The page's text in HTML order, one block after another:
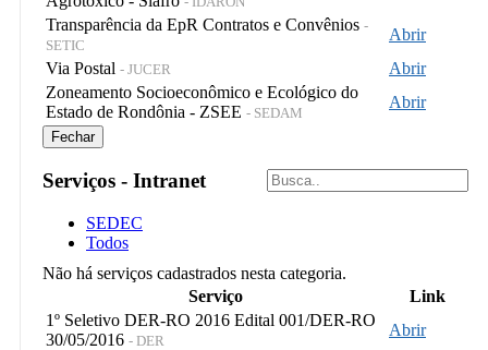
Transparência da EpR Contratos e Convênios -
SETIC
Abrir
Via Postal - JUCER
Abrir
Zoneamento Socioeconômico e Ecológico do
Estado de Rondônia - ZSEE - SEDAM
Abrir
Fechar
Serviços - Intranet
SEDEC
Todos
Não há serviços cadastrados nesta categoria.
Serviço
Link
1º Seletivo DER-RO 2016 Edital 001/DER-RO
30/05/2016 - DER
Abrir